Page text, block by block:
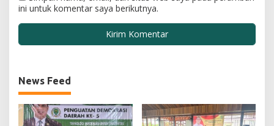
ini untuk komentar saya berikutnya.
News Feed